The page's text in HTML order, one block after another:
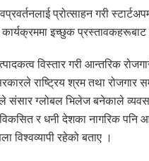
प्रोत्साहन गरी
कार्यक्रममा इच्छुक
विस्तार गरी आन्तरिक
राष्ट्रिय श्रम तथा रोजगार
संसार ग्लोबल भिलेज बनेकाले
र धनी देशका नागरिक पनि
विश्वव्यापी रहेको बताए ।